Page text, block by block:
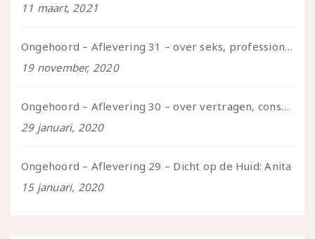
11 maart, 2021
Ongehoord – Aflevering 31 – over seks, professioneel en persoonlijk, een gesprek met Marije
19 november, 2020
Ongehoord – Aflevering 30 – over vertragen, consent en negatieve gevoelens met Meg-John Barker
29 januari, 2020
Ongehoord – Aflevering 29 – Dicht op de Huid: Anita
15 januari, 2020